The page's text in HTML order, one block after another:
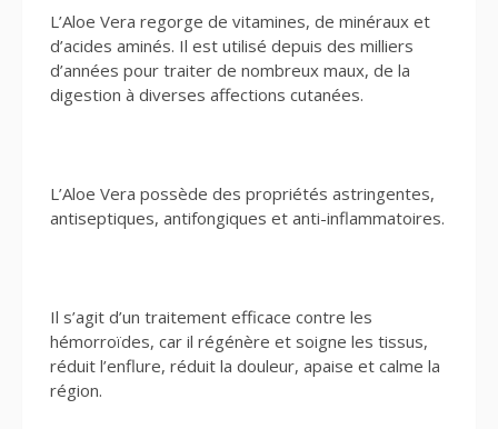
L’Aloe Vera regorge de vitamines, de minéraux et
d’acides aminés. Il est utilisé depuis des milliers
d’années pour traiter de nombreux maux, de la
digestion à diverses affections cutanées.
L’Aloe Vera possède des propriétés astringentes,
antiseptiques, antifongiques et anti-inflammatoires.
Il s’agit d’un traitement efficace contre les
hémorroïdes, car il régénère et soigne les tissus,
réduit l’enflure, réduit la douleur, apaise et calme la
région.